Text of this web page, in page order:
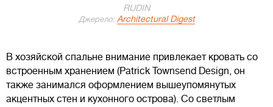
RUDIN
Джерело: Architectural Digest
В хозяйской спальне внимание привлекает кровать со
встроенным хранением (Patrick Townsend Design, он
также занимался оформлением вышеупомянутых
акцентных стен и кухонного острова). Со светлым